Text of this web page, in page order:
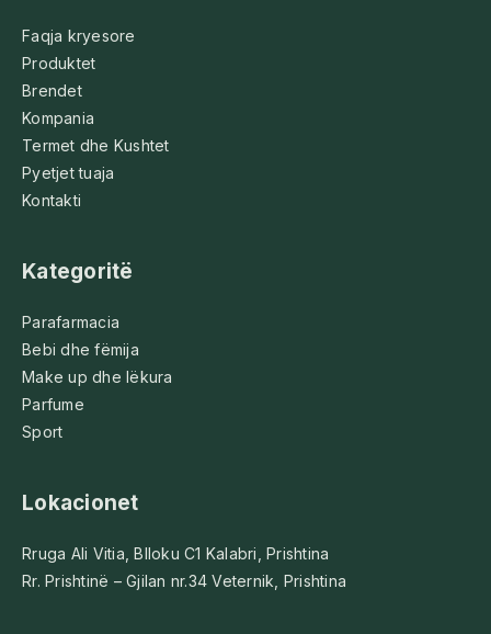
Faqja kryesore
Produktet
Brendet
Kompania
Termet dhe Kushtet
Pyetjet tuaja
Kontakti
Kategoritë
Parafarmacia
Bebi dhe fëmija
Make up dhe lëkura
Parfume
Sport
Lokacionet
Rruga Ali Vitia, Blloku C1 Kalabri, Prishtina
Rr. Prishtinë – Gjilan nr.34 Veternik, Prishtina